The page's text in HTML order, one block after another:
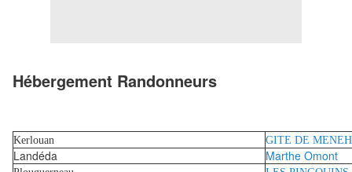
Hébergement Randonneurs
Kerlouan GITE DE
Landéda Marthe Omont